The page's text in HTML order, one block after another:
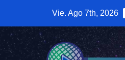
contenido
Vie. Ago 7th, 2026